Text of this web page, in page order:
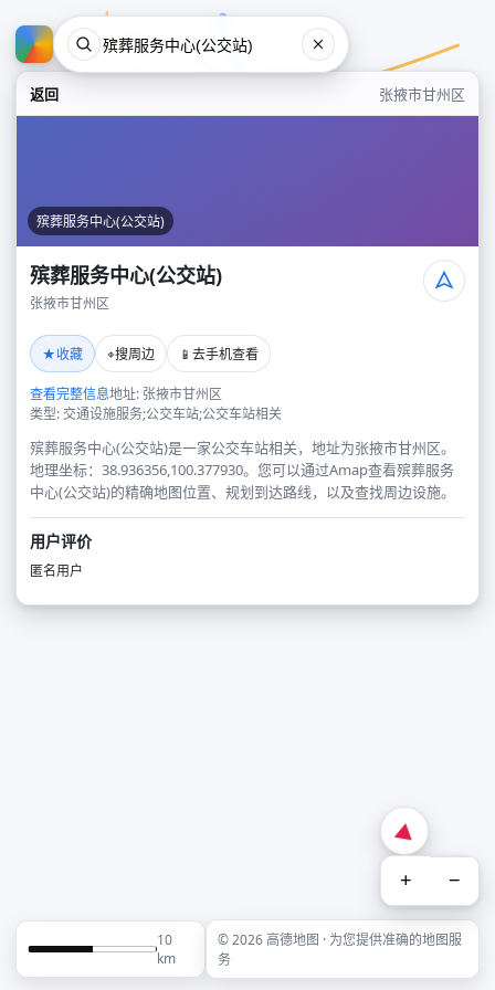
返回 张掖市甘州区
殡葬服务中心(公交站)
殡葬服务中心(公交站)
张掖市甘州区
★收藏 ⌖搜周边 📱 去手机查看
查看完整信息地址: 张掖市甘州区
类型: 交通设施服务;公交车站;公交车站相关
殡葬服务中心(公交站)是一家公交车站相关，地址为张掖市甘州区。
地理坐标：38.936356,100.377930。您可以通过Amap查看殡葬服务
中心(公交站)的精确地图位置、规划到达路线，以及查找周边设施。
用户评价
匿名用户
+ −
10
km
© 2026 高德地图 · 为您提供准确的地图服
务